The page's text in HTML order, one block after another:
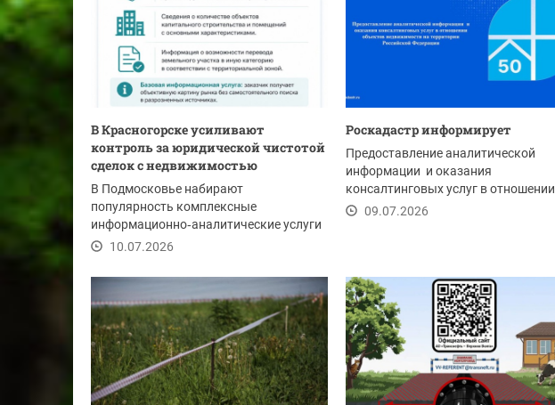
В Красногорске усиливают
контроль за юридической чистотой
сделок с недвижимостью
В Подмосковье набирают
популярность комплексные
информационно‑аналитические услуги
по проверке объектов недвижимости.
10.07.2026
Роскадастр информирует
Предоставление аналитической
информации и оказания
консалтинговых услуг в отношении
объектов недвижимости на...
09.07.2026